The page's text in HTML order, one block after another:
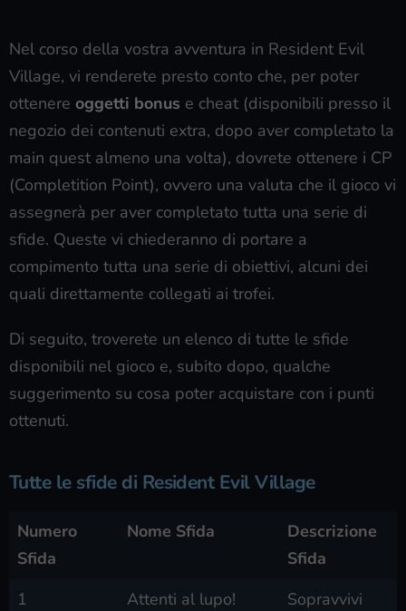
Nel corso della vostra avventura in Resident Evil
Village, vi renderete presto conto che, per poter
ottenere oggetti bonus e cheat (disponibili presso il
negozio dei contenuti extra, dopo aver completato la
main quest almeno una volta), dovrete ottenere i CP
(Completition Point), ovvero una valuta che il gioco vi
assegnerà per aver completato tutta una serie di
sfide. Queste vi chiederanno di portare a
compimento tutta una serie di obiettivi, alcuni dei
quali direttamente collegati ai trofei.
Di seguito, troverete un elenco di tutte le sfide
disponibili nel gioco e, subito dopo, qualche
suggerimento su cosa poter acquistare con i punti
ottenuti.
Tutte le sfide di Resident Evil Village
Numero
Sfida
Nome Sfida
Descrizione
Sfida
1
Attenti al lupo!
Sopravvivi